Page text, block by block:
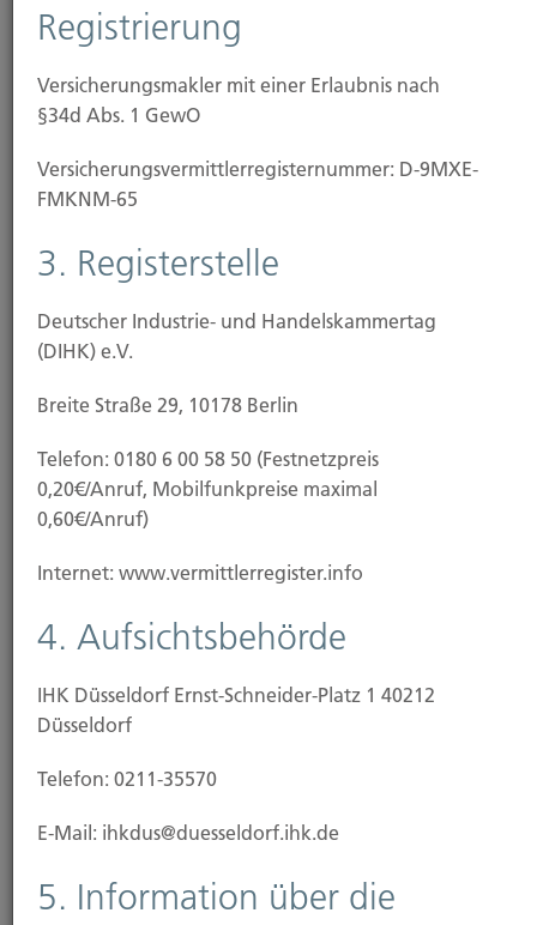
Baubeginn
Baufertigstellung/Hauskauf
Registrierung
Versicherungsmakler mit einer Erlaubnis nach
§34d Abs. 1 GewO
Versicherungs­vermittler­registernummer: D-9MXE-
FMKNM-65
3. Registerstelle
Deutscher Industrie- und Handelskammertag
(DIHK) e.V.
Breite Straße 29, 10178 Berlin
Telefon: 0180 6 00 58 50 (Festnetzpreis
0,20€/Anruf, Mobilfunkpreise maximal
0,60€/Anruf)
Internet: www.vermittlerregister.info
4. Aufsichtsbehörde
IHK Düsseldorf Ernst-Schneider-Platz 1 40212
Düsseldorf
Telefon: 0211-35570
E-Mail: ihkdus@duesseldorf.ihk.de
5. Information über die